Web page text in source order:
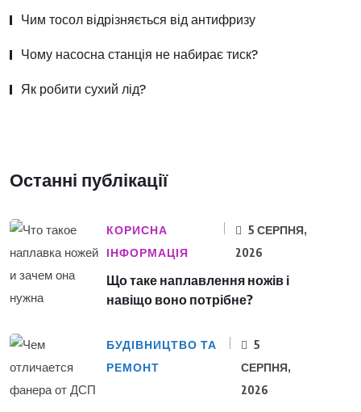
Чим тосол відрізняється від антифризу
Чому насосна станція не набирає тиск?
Як робити сухий лід?
Останні публікації
КОРИСНА
ІНФОРМАЦІЯ
5 СЕРПНЯ,
2026
Що таке наплавлення ножів і
навіщо воно потрібне?
БУДІВНИЦТВО ТА
РЕМОНТ
5
СЕРПНЯ,
2026